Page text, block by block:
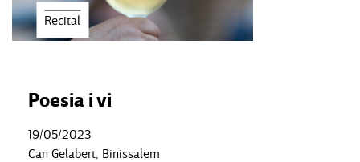
Recital
Poesia i vi
19/05/2023
Can Gelabert, Binissalem